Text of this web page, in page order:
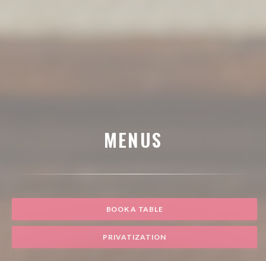
MENUS
BOOK A TABLE
PRIVATIZATION